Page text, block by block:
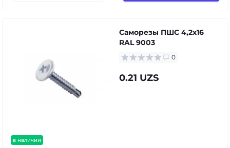
в наличии
Саморезы ПШС 4,2х16
RAL 9003
0
0.21 UZS